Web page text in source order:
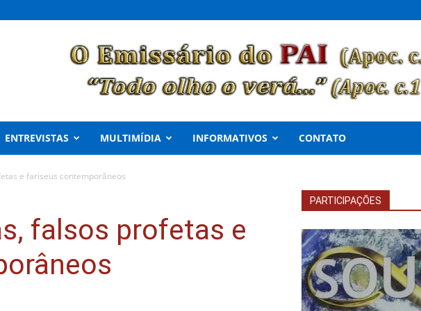
ENTREVISTAS MULTIMÍDIA INFORMATIVOS CONTATO
e fariseus contemporâneos
falsos profetas e
PARTICIPAÇÕES